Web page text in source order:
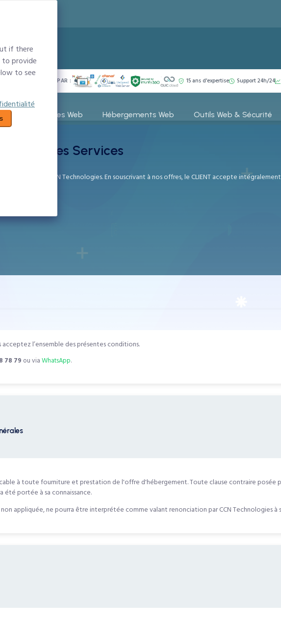
PROPULSÉ PAR : 15 ans d'expertise Support 24h/24
Création Sites Web Hébergements Web Outils Web & Sécurité
des Services
des services CCN Technologies. En souscrivant à nos offres, le CLIENT accepte
acceptez l’ensemble des présentes conditions.
78 79 ou viaWhatsApp.
à toute fourniture et prestation de l'offre d'hébergement. Toute clause contraire posée
été portée à sa connaissance.
appliquée, ne pourra être interprétée comme valant renonciation par CCN Technologies
if there
to provide
to see